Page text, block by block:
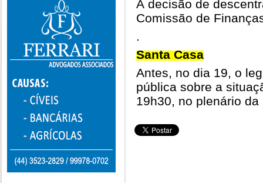
A decisão de
Comissão de
.
Santa Casa
Antes, no dia 19, o
pública sobre a
19h30, no plenário da